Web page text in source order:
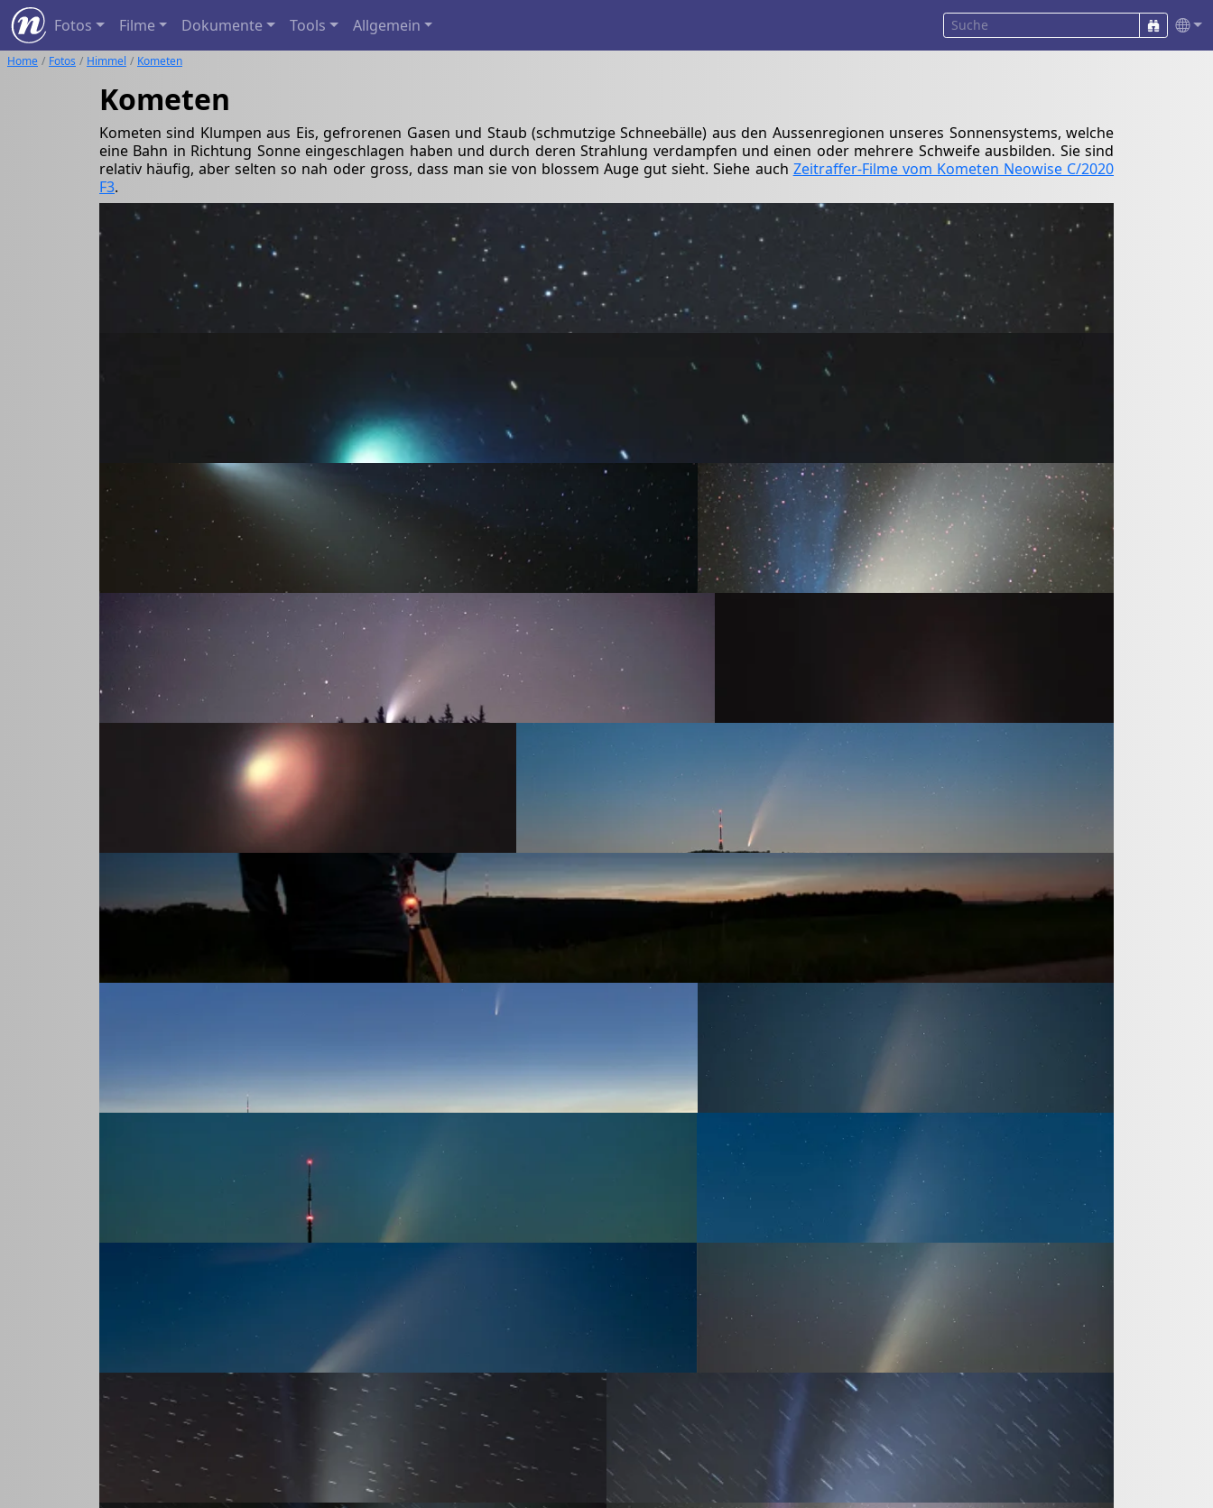
Fotos Filme Dokumente Tools Allgemein
Home Fotos Himmel Kometen
Kometen
Kometen sind Klumpen aus Eis, gefrorenen Gasen und Staub (schmutzige Schneebälle) aus den Aussenregionen unseres Sonnensystems, welche
eine Bahn in Richtung Sonne eingeschlagen haben und durch deren Strahlung verdampfen und einen oder mehrere Schweife ausbilden. Sie sind
relativ häufig, aber selten so nah oder gross, dass man sie von blossem Auge gut sieht. Siehe auch Zeitraffer-Filme vom Kometen Neowise C/2020
F3.